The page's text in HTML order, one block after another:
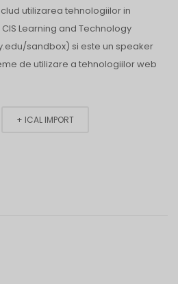
utilizarea tehnologiilor in
Learning and Technology
sandbox) si este un speaker
de utilizare a tehnologiilor web
+ ICAL IMPORT